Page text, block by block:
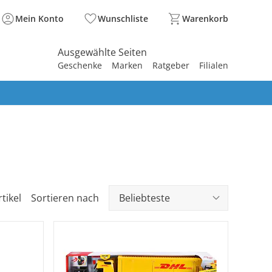
Mein Konto Wunschliste Warenkorb
Ausgewählte Seiten
Geschenke Marken Ratgeber Filialen
Sortieren nach